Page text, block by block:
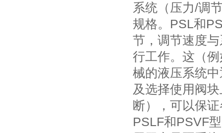
系统（压力/调
规格。PSL和
节，调节速度
行工作。这（
械的液压系统
及选择使用阀
断），可以保
PSLF和PSVF